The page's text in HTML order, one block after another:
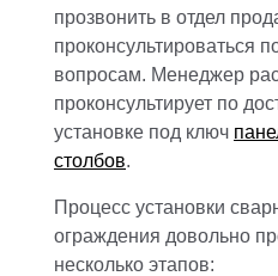
прозвонить в отдел
проконсультироваться
вопросам. Менеджер
проконсультирует по
установке под ключ
столбов.
Процесс установки
ограждения довольно
несколько этапов: